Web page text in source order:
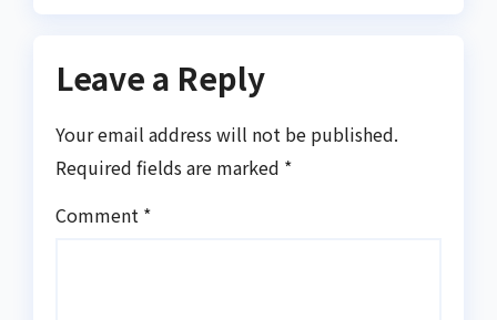
Leave a Reply
Your email address will not be published.
Required fields are marked *
Comment *